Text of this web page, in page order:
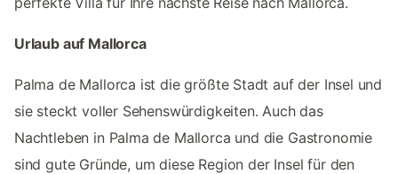
Urlaub auf Mallorca
Palma de Mallorca ist die größte Stadt auf der Insel und
sie steckt voller Sehenswürdigkeiten. Auch das
Nachtleben in Palma de Mallorca und die Gastronomie
sind gute Gründe, um diese Region der Insel für den